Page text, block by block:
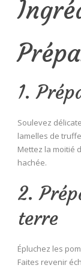
1.
Soulevez
lamelles de
Mettez la moitié
hachée.
2.
terre
Épluchez les
Faites revenir